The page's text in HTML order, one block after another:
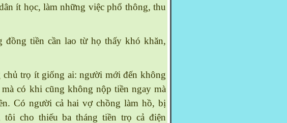
ít học, làm những việc phổ thông, thu
tiền cần lao từ họ thấy khó khăn,
trọ ít giống ai: người mới đến không
mà có khi cũng không nộp tiền ngay mà
Có người cả hai vợ chồng làm hồ, bị
cho thiếu ba tháng tiền trọ cả điện